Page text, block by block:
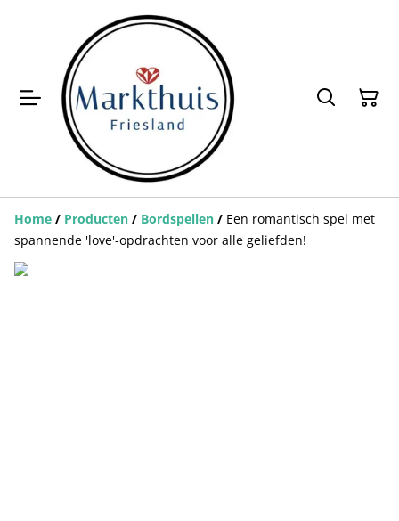
Home / Producten / Bordspellen / Een romantisch spel met
spannende 'love'-opdrachten voor alle geliefden!